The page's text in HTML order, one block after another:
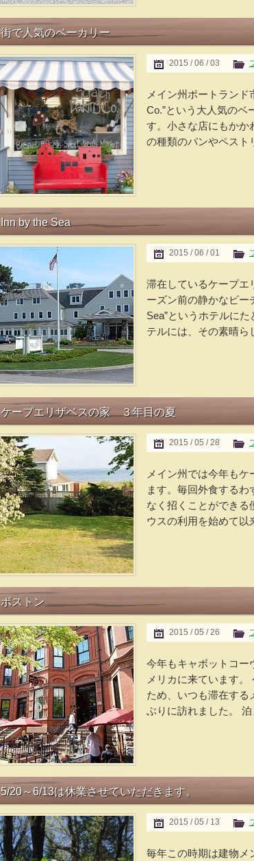
街で人気のベーカリー
2015 / 06 / 03
メイン州ポートランド
Co.”という大人気のベ
す。小さな店にもかか
の種類のパンやペス
Inn by the Sea
2015 / 06 / 01
滞在しているケープエ
ーズン前の静かなビー
Sea”というホテルに
テルには、その素晴
ケープエリザベスの家 ３年目の夏
2015 / 05 / 28
メイン州では今年も
ます。毎回外食する
なく招くことができる
ウスの利用を始めて
ボストン
2015 / 05 / 26
今年もキャボットコー
メリカに来ています
ため、いつも滞在する
ぶりに訪れました。
5/20～6/13は休業させていただきます。
2015 / 05 / 13
毎年この時期は建物メ